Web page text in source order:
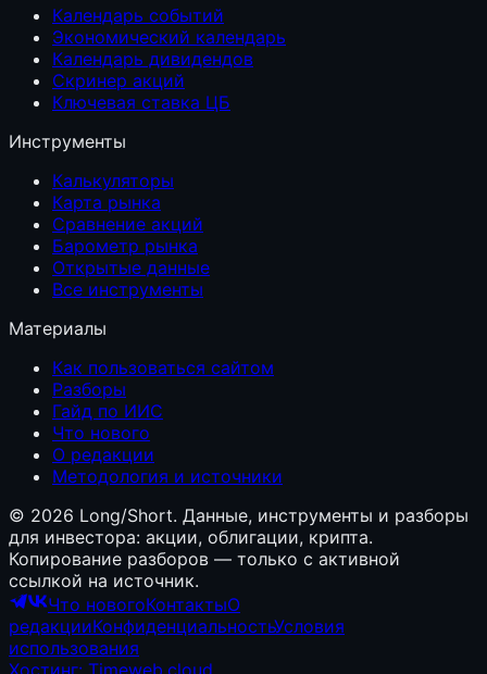
Календарь событий
Экономический календарь
Календарь дивидендов
Скринер акций
Ключевая ставка ЦБ
Инструменты
Калькуляторы
Карта рынка
Сравнение акций
Барометр рынка
Открытые данные
Все инструменты
Материалы
Как пользоваться сайтом
Разборы
Гайд по ИИС
Что нового
О редакции
Методология и источники
© 2026 Long/Short. Данные, инструменты и разборы
для инвестора: акции, облигации, крипта.
Копирование разборов — только с активной
ссылкой на источник.
Что новогоКонтактыО
редакцииКонфиденциальностьУсловия
использования
Хостинг: Timeweb.cloud